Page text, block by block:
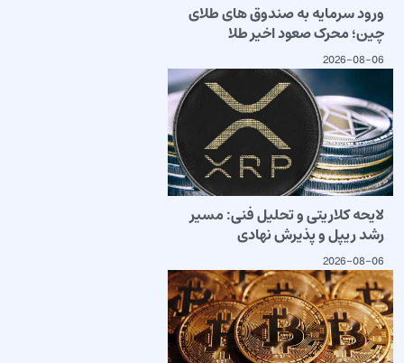
ورود سرمایه به صندوق های طلای
چین؛ محرک صعود اخیر طلا
2026-08-06
لایحه کلاریتی و تحلیل فنی: مسیر
رشد ریپل و پذیرش نهادی
2026-08-06